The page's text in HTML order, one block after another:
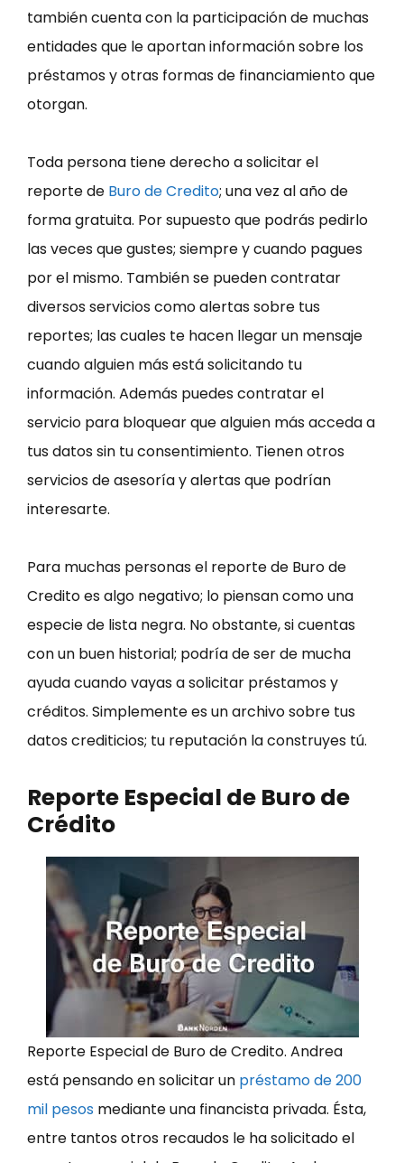
también cuenta con la participación de muchas
entidades que le aportan información sobre los
préstamos y otras formas de financiamiento que
otorgan.
Toda persona tiene derecho a solicitar el
reporte de Buro de Credito; una vez al año de
forma gratuita. Por supuesto que podrás pedirlo
las veces que gustes; siempre y cuando pagues
por el mismo. También se pueden contratar
diversos servicios como alertas sobre tus
reportes; las cuales te hacen llegar un mensaje
cuando alguien más está solicitando tu
información. Además puedes contratar el
servicio para bloquear que alguien más acceda a
tus datos sin tu consentimiento. Tienen otros
servicios de asesoría y alertas que podrían
interesarte.
Para muchas personas el reporte de Buro de
Credito es algo negativo; lo piensan como una
especie de lista negra. No obstante, si cuentas
con un buen historial; podría de ser de mucha
ayuda cuando vayas a solicitar préstamos y
créditos. Simplemente es un archivo sobre tus
datos crediticios; tu reputación la construyes tú.
Reporte Especial de Buro de
Crédito
Reporte Especial de Buro de Credito. Andrea
está pensando en solicitar un préstamo de 200
mil pesos mediante una financista privada. Ésta,
entre tantos otros recaudos le ha solicitado el